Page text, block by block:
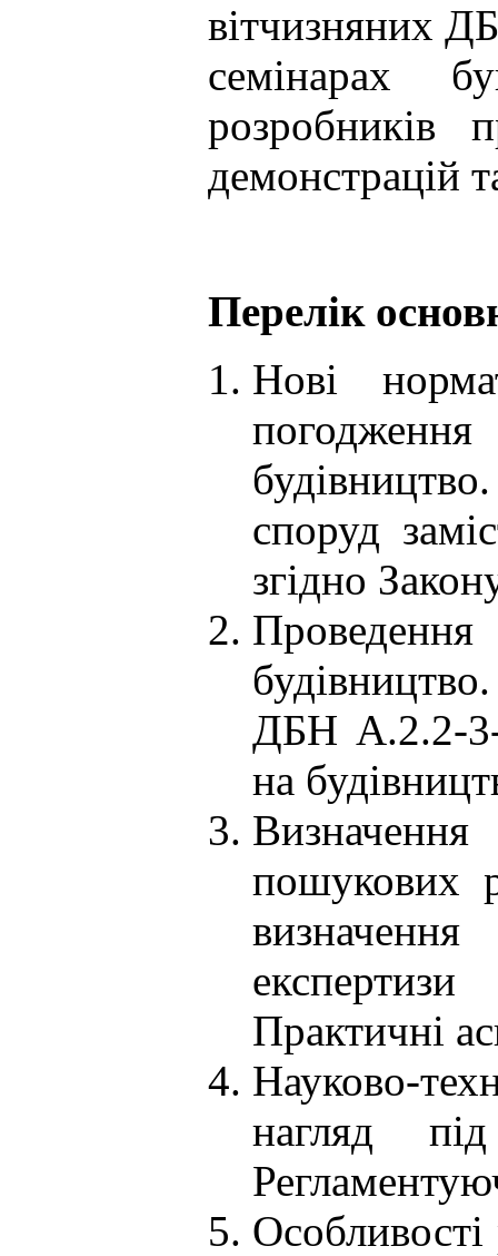
вітчизняних
семінарах
розробників
демонстрацій
Перелік
Нові
споруд
згідно
ДБН А.2.2-3-
на
пошукових
визначення
Практичні
Науково-
нагляд
Особливості